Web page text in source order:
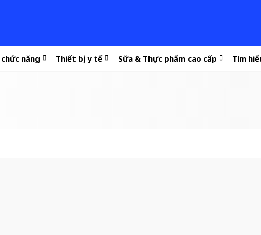
năng Thiết bị y tế Sữa & Thực phẩm cao cấp Tìm